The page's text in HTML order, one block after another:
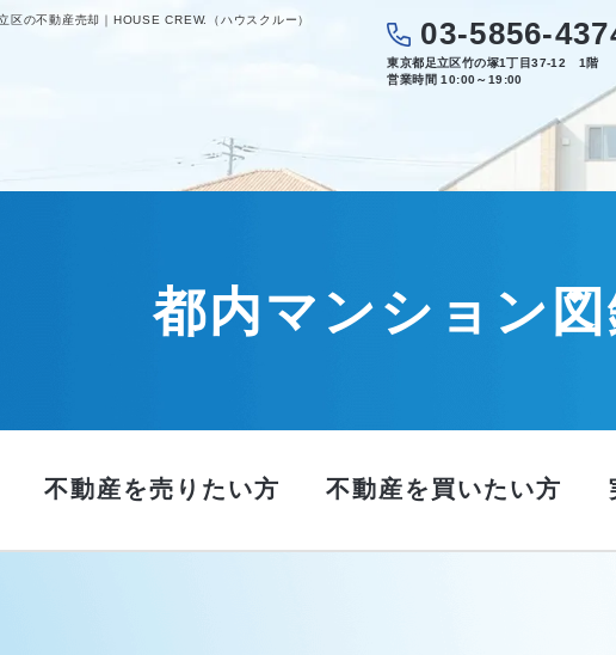
区の不動産売却｜HOUSE CREW.（ハウスクルー） 03-5856-
東京都足立区竹の塚1丁目37-12 1階
営業時間 10:00～19:00
都内マンション
不動産を売りたい方 不動産を買いたい方